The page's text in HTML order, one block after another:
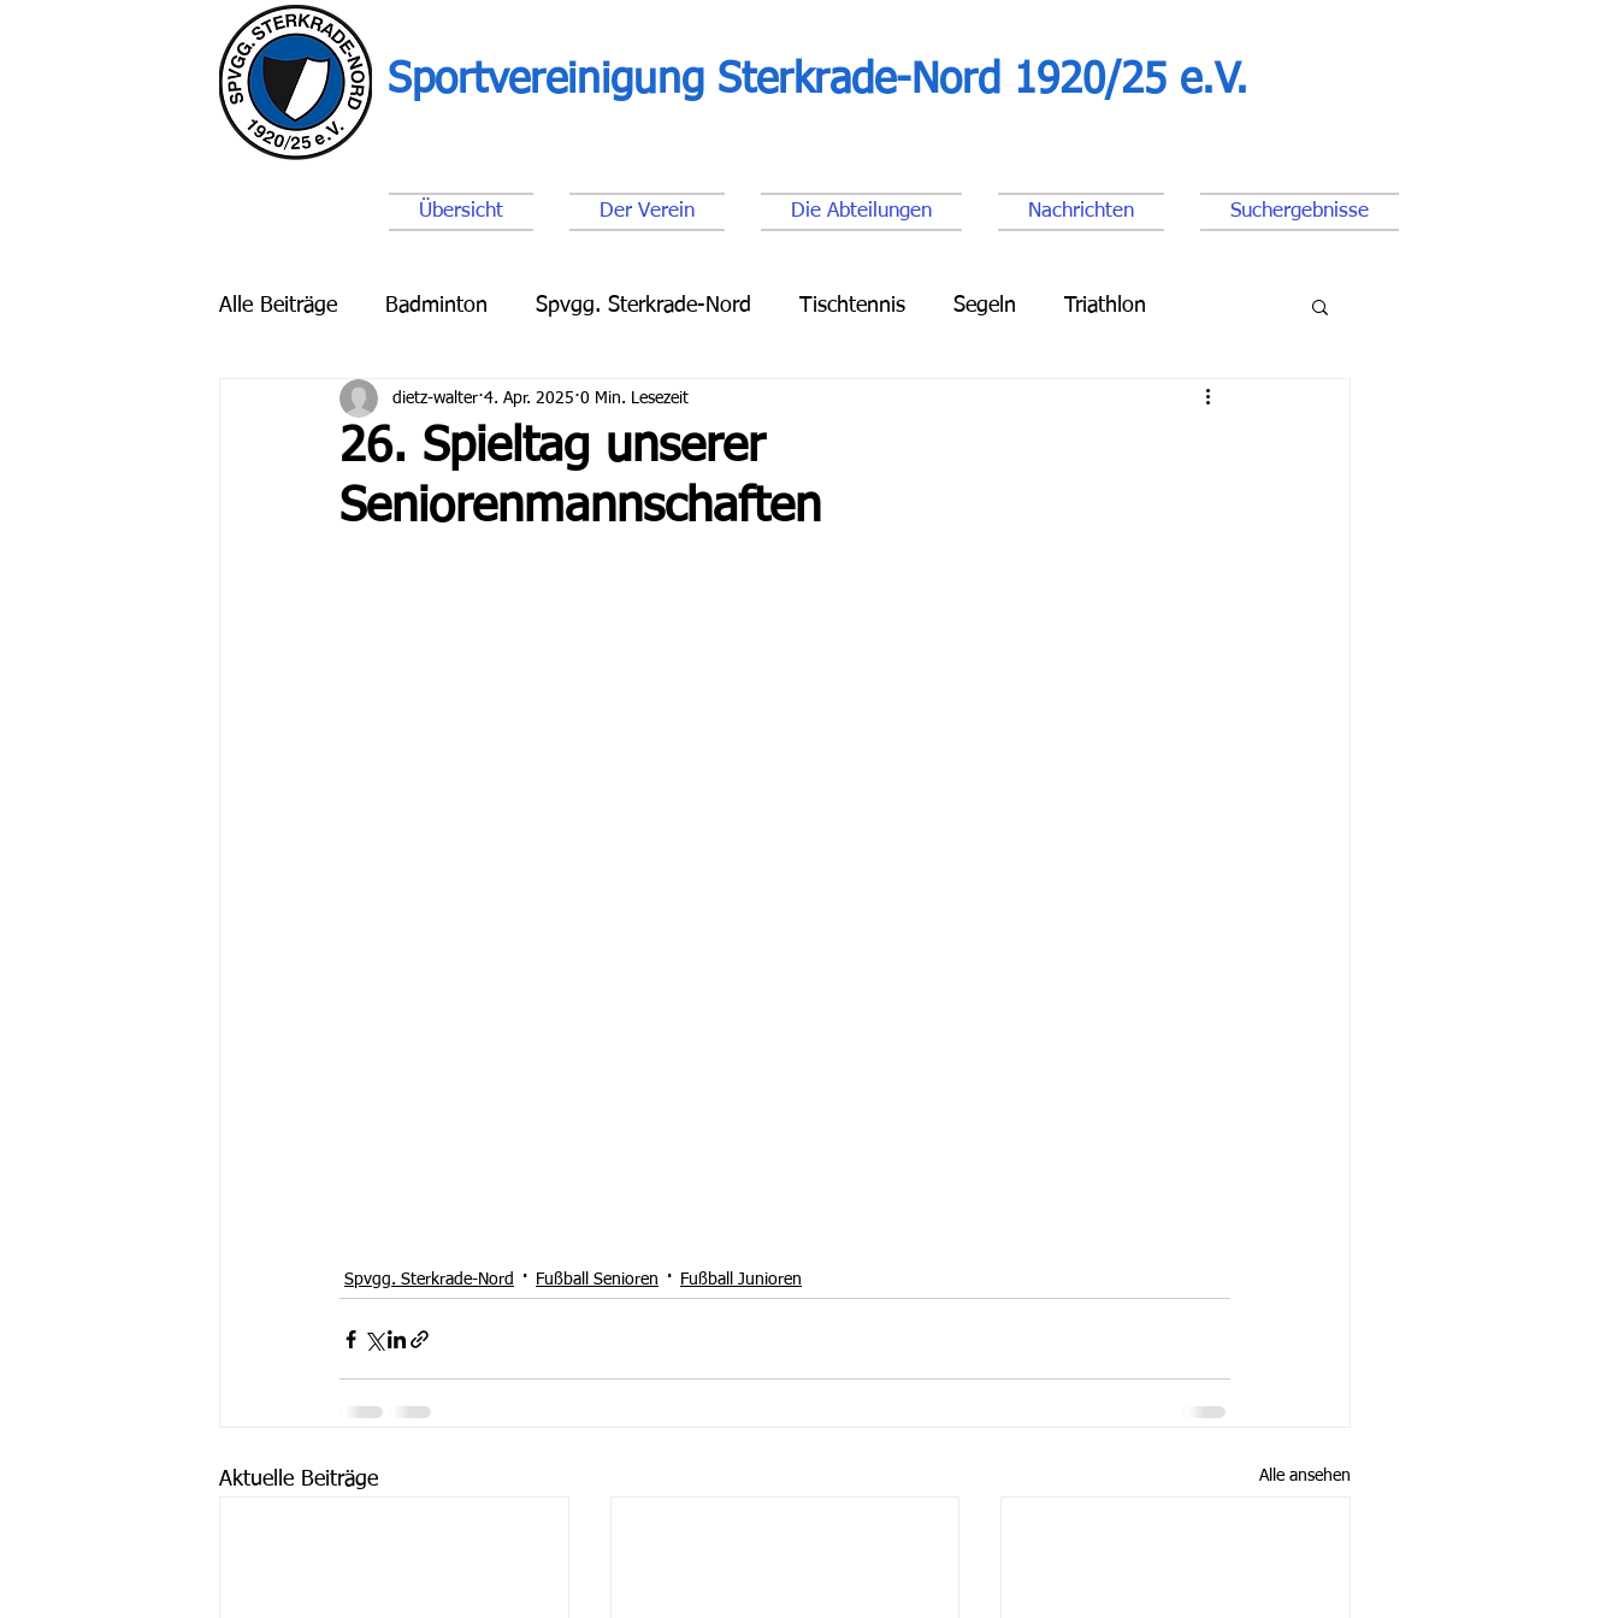
Sportvereinigung Sterkrade-Nord 1920/25 e.V.
Übersicht Der Verein Die Abteilungen Nachrichten Suchergebnisse
Alle Beiträge Badminton Spvgg. Sterkrade-Nord Tischtennis Segeln Triathlon
Breitensport Schach Leichtathletik
26. Spieltag unserer
Seniorenmannschaften
dietz-walter 4. Apr. 2025 0 Min. Lesezeit
Spvgg. Sterkrade-Nord Fußball Senioren Fußball Junioren
Aktuelle Beiträge Alle ansehen